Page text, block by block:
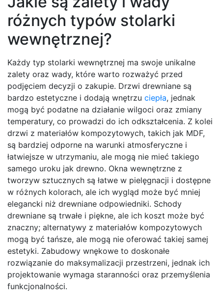
różnych typów stolarki
wewnętrznej?
Każdy typ stolarki wewnętrznej ma swoje unikalne
zalety oraz wady, które warto rozważyć przed
podjęciem decyzji o zakupie. Drzwi drewniane są
bardzo estetyczne i dodają wnętrzu ciepła, jednak
mogą być podatne na działanie wilgoci oraz zmiany
temperatury, co prowadzi do ich odkształcenia. Z kolei
drzwi z materiałów kompozytowych, takich jak MDF,
są bardziej odporne na warunki atmosferyczne i
łatwiejsze w utrzymaniu, ale mogą nie mieć takiego
samego uroku jak drewno. Okna wewnętrzne z
tworzyw sztucznych są łatwe w pielęgnacji i dostępne
w różnych kolorach, ale ich wygląd może być mniej
elegancki niż drewniane odpowiedniki. Schody
drewniane są trwałe i piękne, ale ich koszt może być
znaczny; alternatywy z materiałów kompozytowych
mogą być tańsze, ale mogą nie oferować takiej samej
estetyki. Zabudowy wnękowe to doskonałe
rozwiązanie do maksymalizacji przestrzeni, jednak ich
projektowanie wymaga staranności oraz przemyślenia
funkcjonalności.